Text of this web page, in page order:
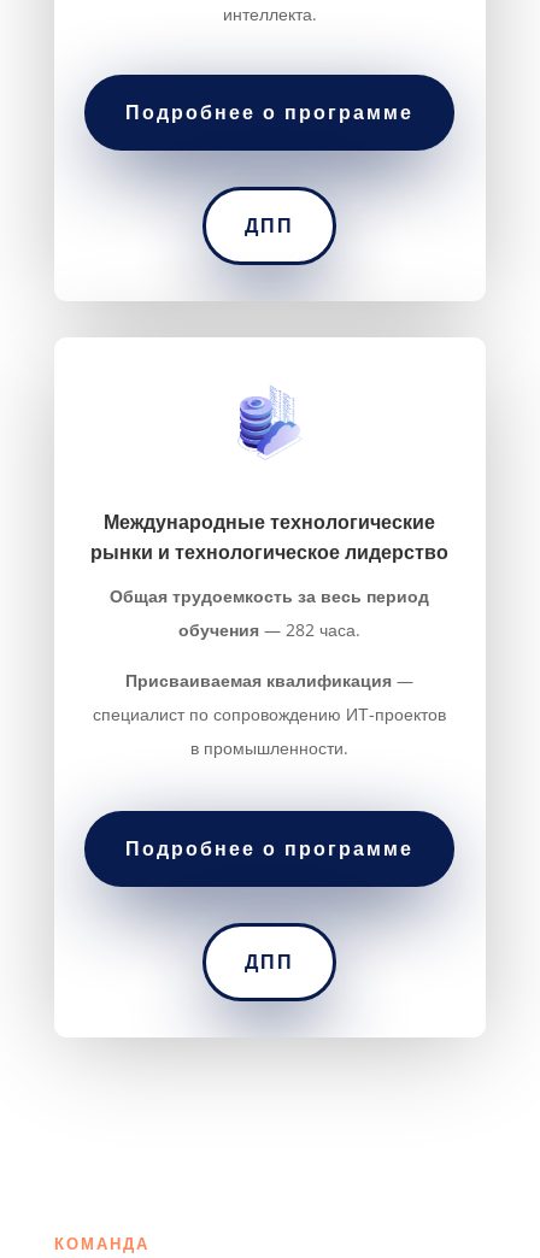
интеллекта.
Подробнее о программе
ДПП
Международные технологические
рынки и технологическое лидерство
Общая трудоемкость за весь период
обучения — 282 часа.
Присваиваемая квалификация —
специалист по сопровождению ИТ-проектов
в промышленности.
Подробнее о программе
ДПП
КОМАНДА